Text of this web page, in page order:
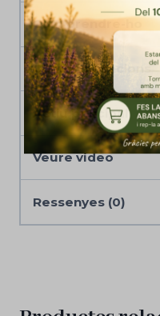
Com prendre-ho
Contraindicacions
Actiu principal
Veure vídeo
Ressenyes (0)